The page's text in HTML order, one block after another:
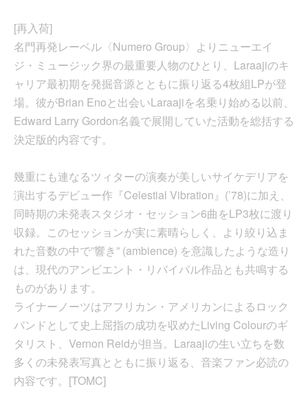
[再入荷]
名門再発レーベル〈Numero Group〉よりニューエイ
ジ・ミュージック界の最重要人物のひとり、Laraajiのキ
ャリア最初期を発掘音源とともに振り返る4枚組LPが登
場。彼がBrian Enoと出会いLaraajiを名乗り始める以前、
Edward Larry Gordon名義で展開していた活動を総括する
決定版的内容です。
幾重にも連なるツィターの演奏が美しいサイケデリアを
演出するデビュー作『Celestial Vibration』(’78)に加え、
同時期の未発表スタジオ・セッション6曲をLP3枚に渡り
収録。このセッションが実に素晴らしく、より絞り込ま
れた音数の中で”響き” (ambience) を意識したような造り
は、現代のアンビエント・リバイバル作品とも共鳴する
ものがあります。
ライナーノーツはアフリカン・アメリカンによるロック
バンドとして史上屈指の成功を収めたLiving Colourのギ
タリスト、Vernon Reidが担当。Laraajiの生い立ちを数
多くの未発表写真とともに振り返る、音楽ファン必読の
内容です。[TOMC]